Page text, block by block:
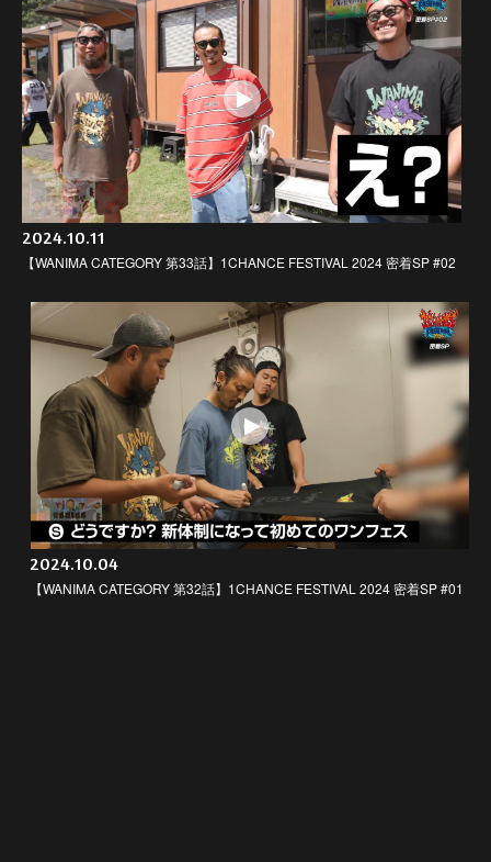
2024.10.11
【WANIMA CATEGORY 第33話】1CHANCE FESTIVAL 2024 密着SP #02
2024.10.04
【WANIMA CATEGORY 第32話】1CHANCE FESTIVAL 2024 密着SP #01